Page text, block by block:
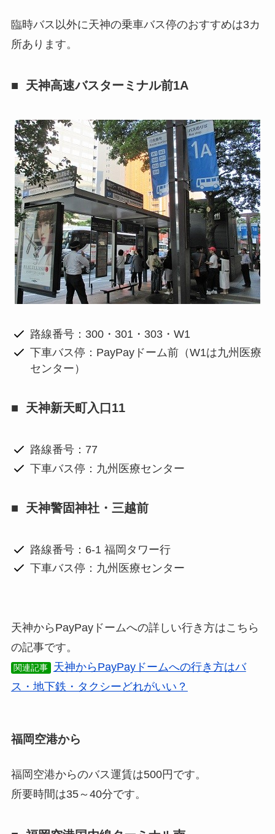
臨時バス以外に天神の乗車バス停のおすすめは3カ
所あります。
天神高速バスターミナル前1A
路線番号：300・301・303・W1
下車バス停：PayPayドーム前（W1は九州医療
センター）
天神新天町入口11
路線番号：77
下車バス停：九州医療センター
天神警固神社・三越前
路線番号：6-1 福岡タワー行
下車バス停：九州医療センター
天神からPayPayドームへの詳しい行き方はこちら
の記事です。
関連記事
天神からPayPayドームへの行き方はバ
ス・地下鉄・タクシーどれがいい？
福岡空港から
福岡空港からのバス運賃は500円です。
所要時間は35～40分です。